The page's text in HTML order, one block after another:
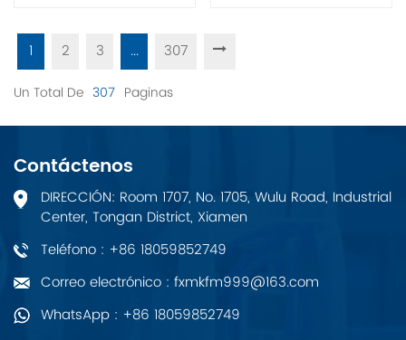
1 2 3 ... 307
Un Total De 307 Paginas
Contáctenos
DIRECCIÓN: Room 1707, No. 1705, Wulu Road, Industrial
Center, Tongan District, Xiamen
Teléfono : +86 18059852749
Correo electrónico : fxmkfm999@163.com
WhatsApp : +86 18059852749